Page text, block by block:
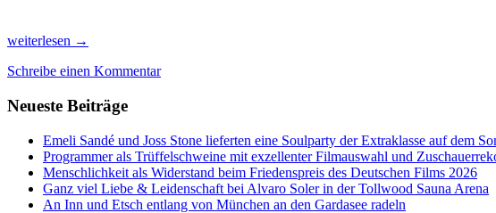
Nach
Jahren
fast
Garten
Eden
Lombok
gefunden
weiterlesen →
Schreibe einen Kommentar
Neueste Beiträge
Emeli Sandé und Joss Stone lieferten eine Soulparty der Extraklasse auf dem
Programmer als Trüffelschweine mit exzellenter Filmauswahl und
Menschlichkeit als Widerstand beim Friedenspreis des Deutschen Films 2026
Ganz viel Liebe & Leidenschaft bei Alvaro Soler in der Tollwood Sauna Arena
An Inn und Etsch entlang von München an den Gardasee radeln